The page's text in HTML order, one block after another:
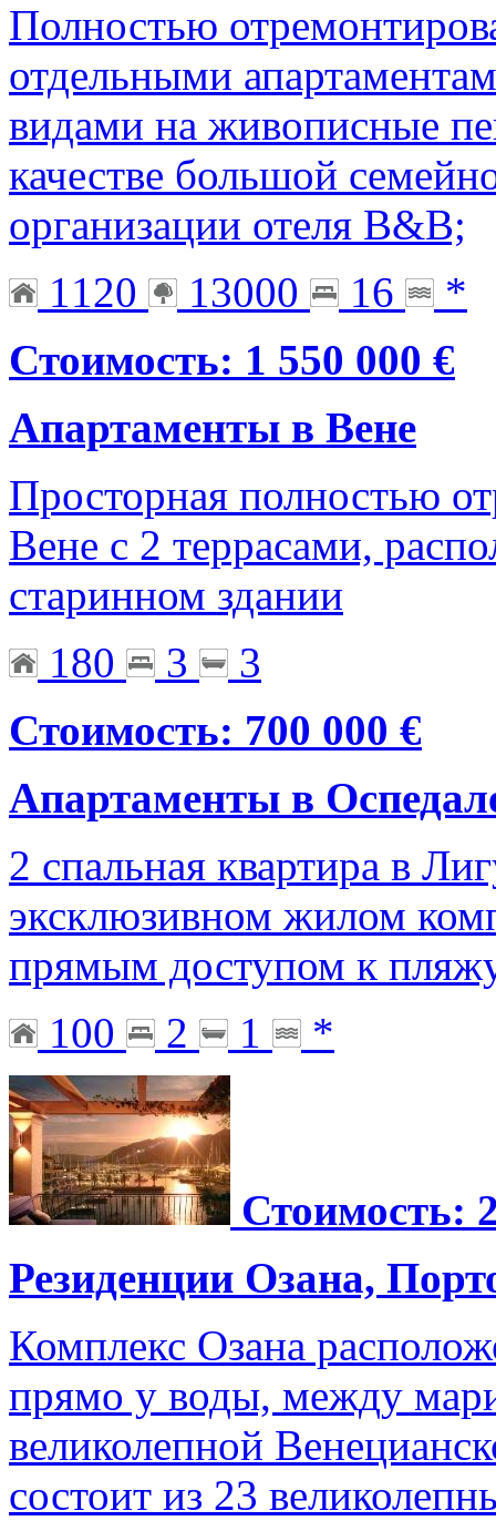
Полностью
отдельными
видами на живописные
качестве большой
организации отеля B&B;
1120
13000 16
*
Стоимость: 1 550 000 €
Апартаменты в Вене
Просторная полностью
Вене с 2 террасами,
старинном здании
180
3
3
Стоимость: 700 000 €
Апартаменты в
2 спальная квартира в
эксклюзивном жилом
прямым доступом к
100
2 1 *
Стоимость:
Резиденции Озана,
Комплекс Озана
прямо у воды, между
великолепной
состоит из 23